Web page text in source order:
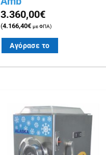
3.360,00€
(4.166,40€ με ΦΠΑ)
Αγόρασε το
Πρόσθήκη
στην λίστα
επιθυμιών